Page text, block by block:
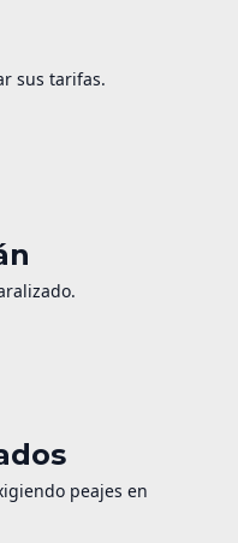
sus tarifas.
peajes en